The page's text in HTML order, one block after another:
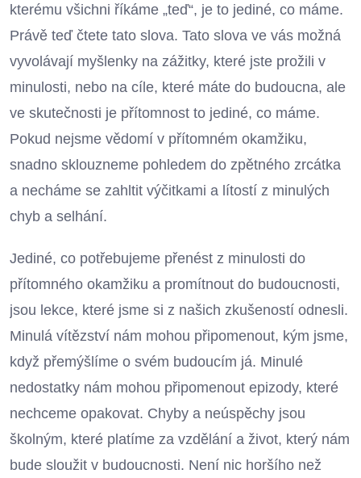
kterému všichni říkáme „teď“, je to jediné, co máme.
Právě teď čtete tato slova. Tato slova ve vás možná
vyvolávají myšlenky na zážitky, které jste prožili v
minulosti, nebo na cíle, které máte do budoucna, ale
ve skutečnosti je přítomnost to jediné, co máme.
Pokud nejsme vědomí v přítomném okamžiku,
snadno sklouzneme pohledem do zpětného zrcátka
a necháme se zahltit výčitkami a lítostí z minulých
chyb a selhání.
Jediné, co potřebujeme přenést z minulosti do
přítomného okamžiku a promítnout do budoucnosti,
jsou lekce, které jsme si z našich zkušeností odnesli.
Minulá vítězství nám mohou připomenout, kým jsme,
když přemýšlíme o svém budoucím já. Minulé
nedostatky nám mohou připomenout epizody, které
nechceme opakovat. Chyby a neúspěchy jsou
školným, které platíme za vzdělání a život, který nám
bude sloužit v budoucnosti. Není nic horšího než